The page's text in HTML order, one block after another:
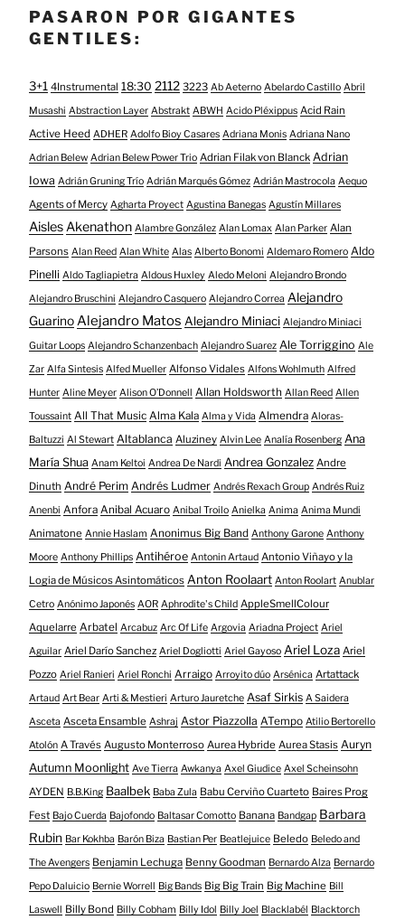
PASARON POR GIGANTES
GENTILES:
3+1 4Instrumental 18:30 2112 3223 Ab Aeterno Abelardo Castillo Abril
Musashi Abstraction Layer Abstrakt ABWH Acido Pléxippus Acid Rain
Active Heed ADHER Adolfo Bioy Casares Adriana Monis Adriana Nano
Adrian Belew Adrian Belew Power Trio Adrian Filak von Blanck Adrian
Iowa Adrián Gruning Trío Adrián Marqués Gómez Adrián Mastrocola Aequo
Agents of Mercy Agharta Proyect Agustina Banegas Agustín Millares
Aisles Akenathon Alambre González Alan Lomax Alan Parker Alan
Parsons Alan Reed Alan White Alas Alberto Bonomi Aldemaro Romero Aldo
Pinelli Aldo Tagliapietra Aldous Huxley Aledo Meloni Alejandro Brondo
Alejandro Bruschini Alejandro Casquero Alejandro Correa Alejandro
Guarino Alejandro Matos Alejandro Miniaci Alejandro Miniaci
Guitar Loops Alejandro Schanzenbach Alejandro Suarez Ale Torriggino Ale
Zar Alfa Sintesis Alfed Mueller Alfonso Vidales Alfons Wohlmuth Alfred
Hunter Aline Meyer Alison O​’​Donnell Allan Holdsworth Allan Reed Allen
Toussaint All That Music Alma Kala Alma y Vida Almendra Aloras-
Baltuzzi Al Stewart Altablanca Aluziney Alvin Lee Analía Rosenberg Ana
María Shua Anam Keltoi Andrea De Nardi Andrea Gonzalez Andre
Dinuth André Perim Andrés Ludmer Andrés Rexach Group Andrés Ruiz
Anenbi Anfora Anibal Acuaro Anibal Troilo Anielka Anima Anima Mundi
Animatone Annie Haslam Anonimus Big Band Anthony Garone Anthony
Moore Anthony Phillips Antihéroe Antonin Artaud Antonio Viñayo y la
Logia de Músicos Asintomáticos Anton Roolaart Anton Roolart Anublar
Cetro Anónimo Japonés AOR Aphrodite's Child AppleSmellColour
Aquelarre Arbatel Arcabuz Arc Of Life Argovia Ariadna Project Ariel
Aguilar Ariel Darío Sanchez Ariel Dogliotti Ariel Gayoso Ariel Loza Ariel
Pozzo Ariel Ranieri Ariel Ronchi Arraigo Arroyito dúo Arsénica Artattack
Artaud Art Bear Arti & Mestieri Arturo Jauretche Asaf Sirkis A Saidera
Asceta Asceta Ensamble Ashraj Astor Piazzolla ATempo Atilio Bertorello
Atolón A Través Augusto Monterroso Aurea Hybride Aurea Stasis Auryn
Autumn Moonlight Ave Tierra Awkanya Axel Giudice Axel Scheinsohn
AYDEN B.B.King Baalbek Baba Zula Babu Cerviño Cuarteto Baires Prog
Fest Bajo Cuerda Bajofondo Baltasar Comotto Banana Bandgap Barbara
Rubin Bar Kokhba Barón Biza Bastian Per Beatlejuice Beledo Beledo and
The Avengers Benjamin Lechuga Benny Goodman Bernardo Alza Bernardo
Pepo Daluicio Bernie Worrell Big Bands Big Big Train Big Machine Bill
Laswell Billy Bond Billy Cobham Billy Idol Billy Joel Blacklabél Blacktorch